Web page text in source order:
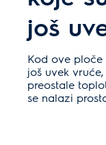
još
Kod ove ploče
još uvek
preostale
se nalazi